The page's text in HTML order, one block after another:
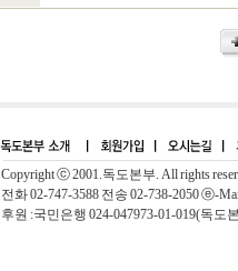
Copyright ⓒ 2001.독도본부. All rights
전화 02-747-3588 전송 02-738-2050 ⓔ-
후원 :국민은행 024-047973-01-019(독도